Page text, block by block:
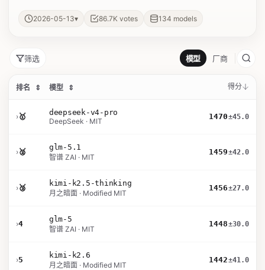
2026-05-13▾ 86.7K votes 134 models
筛选 模型 厂商
排名 ⇕ 模型 ⇕ 得分
›🥇
deepseek-v4-pro
DeepSeek · MIT
1470±45.0
›🥈
glm-5.1
智谱 ZAI · MIT
1459±42.0
›🥉
kimi-k2.5-thinking
月之暗面 · Modified MIT
1456±27.0
›4
glm-5
智谱 ZAI · MIT
1448±30.0
›5
kimi-k2.6
月之暗面 · Modified MIT
1442±41.0